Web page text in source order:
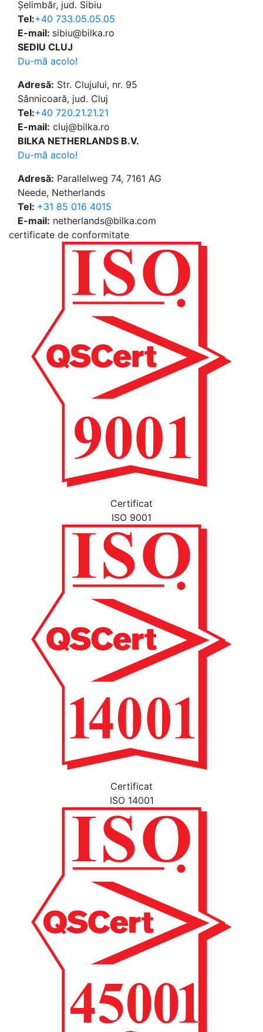
Șelimbăr, jud. Sibiu
Tel:+40 733.05.05.05
E-mail: sibiu@bilka.ro
SEDIU CLUJ
Du-mă acolo!
Adresă: Str. Clujului, nr. 95
Sânnicoară, jud. Cluj
Tel:+40 720.21.21.21
E-mail: cluj@bilka.ro
BILKA NETHERLANDS B.V.
Du-mă acolo!
Adresă: Parallelweg 74, 7161 AG
Neede, Netherlands
Tel: +31 85 016 4015
E-mail: netherlands@bilka.com
certificate de conformitate
Certificat
ISO 9001
Certificat
ISO 14001